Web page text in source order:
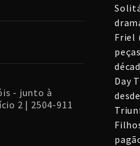
- junto à
2 | 2504-911
Friel
Day